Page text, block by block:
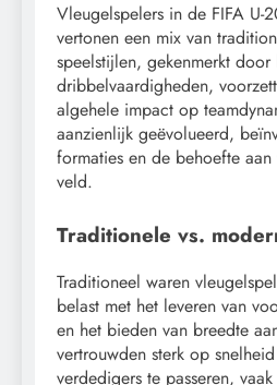
Vleugelspelers in de FIFA
vertonen een mix van
speelstijlen, gekenmerkt door
dribbelvaardigheden,
algehele impact op
aanzienlijk geëvolueerd,
formaties en de behoefte
veld.
Traditionele vs.
Traditioneel waren
belast met het leveren van
en het bieden van breedte
vertrouwden sterk op
verdedigers te passeren,